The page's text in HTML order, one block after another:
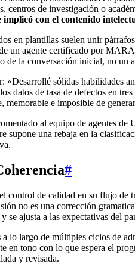
de investigación o
implicó con el contenido
en plantillas suelen unir
agente certificado por
de la conversación inicial, no un
«Desarrollé sólidas habilidades
datos de tasa de defectos en
e imposible de
al equipo de agentes
supone una rebaja en la
#
control de calidad en su flujo
no es una corrección
se ajusta a las expectativas del
a lo largo de múltiples ciclos de
en tono con lo que espera el
y revisada.